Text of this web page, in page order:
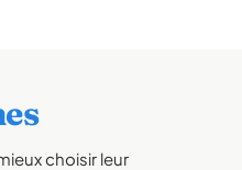
choisir leur